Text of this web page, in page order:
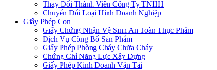
Thay Đổi Thành Viên Công Ty TNHH
Chuyển Đổi Loại Hình Doanh Nghiệp
Giấy Phép Con
Giấy Chứng Nhận Vệ Sinh An Toàn Thực Phẩm
Dịch Vụ Công Bố Sản Phẩm
Giấy Phép Phòng Cháy Chữa Cháy
Chứng Chỉ Năng Lực Xây Dựng
Giấy Phép Kinh Doanh Vận Tải